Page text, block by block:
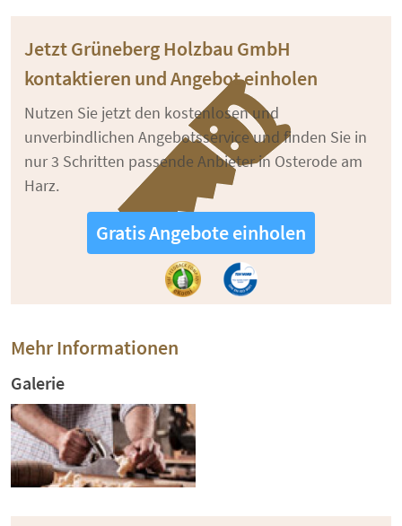
Jetzt Grüneberg Holzbau GmbH
kontaktieren und Angebot einholen
Nutzen Sie jetzt den kostenlosen und
unverbindlichen Angebotsservice und finden Sie in
nur 3 Schritten passende Anbieter in Osterode am
Harz.
Gratis Angebote einholen
Mehr Informationen
Galerie